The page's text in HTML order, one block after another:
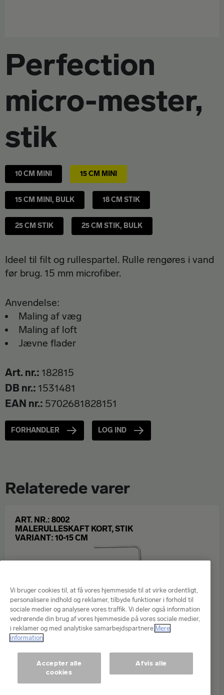
Om Spekter
Perfection
micro-mester,
stik
10 CM MINI 15 CM MINI
15 CM MINI, BULK 18 CM STIK
25 CM STIK 25 CM STIK, BULK
Ideel til filt og rullespartel. Rulle rengøres i vand
før brug. 15 mm microfiber.
Anvendelse:
Maling af væg
Maling af loft
Jævne flader
Art. nr. 182815
DB nr. 1531481
EAN nr. 5702681828151
FORHANDLER LOG IND
Relaterede varer
ART. NR.: 8002
MALERULLESKAFT KORT, STIK
VARIANT: 10-15 CM
Vi bruger cookies til, at få vores hjemmeside til at virke ordentligt,
personalisere indhold og reklamer, tilbyde funktioner i forhold til
sociale medier og analysere vores traffik. Vi deler også information
vedrørende din brug af vores hjemmeside på vores sociale medier,
i reklamer og med analytiske samarbejdspartnere. Mere
information
Accepter alle
cookies
Afvis alle